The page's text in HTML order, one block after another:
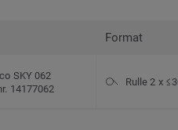
Format
SKY 062
14177062
Rulle 2 x